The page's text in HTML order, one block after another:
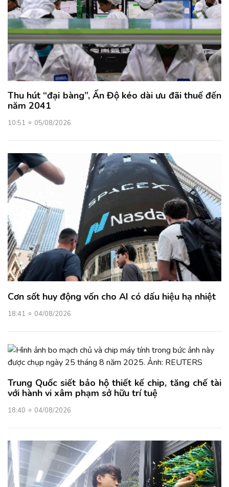
Thu hút “đại bàng”, Ấn Độ kéo dài ưu đãi thuế đến
năm 2041
10:51 05/08/2026
Cơn sốt huy động vốn cho AI có dấu hiệu hạ nhiệt
18:41 04/08/2026
Trung Quốc siết bảo hộ thiết kế chip, tăng chế tài
với hành vi xâm phạm sở hữu trí tuệ
18:40 04/08/2026